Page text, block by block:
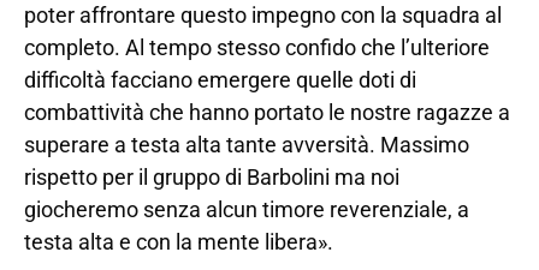
poter affrontare questo impegno con la squadra al
completo. Al tempo stesso confido che l’ulteriore
difficoltà facciano emergere quelle doti di
combattività che hanno portato le nostre ragazze a
superare a testa alta tante avversità. Massimo
rispetto per il gruppo di Barbolini ma noi
giocheremo senza alcun timore reverenziale, a
testa alta e con la mente libera».